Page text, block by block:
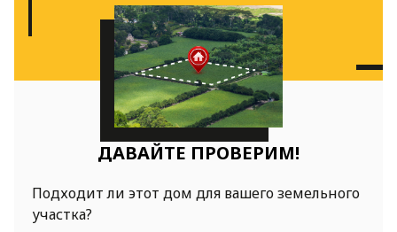
ДАВАЙТЕ ПРОВЕРИМ!
Подходит ли этот дом для вашего земельного
участка?